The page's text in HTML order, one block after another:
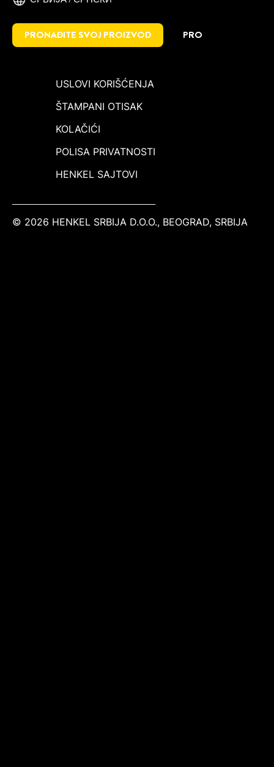
PRONAĐITE SVOJ PROIZVOD PRO
USLOVI KORIŠĆENJA
ŠTAMPANI OTISAK
KOLAČIĆI
POLISA PRIVATNOSTI
HENKEL SAJTOVI
© 2026 HENKEL SRBIJA D.O.O., BEOGRAD, SRBIJA